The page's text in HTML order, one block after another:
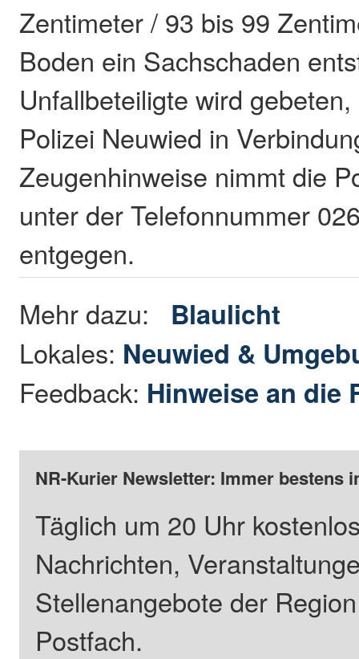
Zentimeter / 93 bis 99
Boden ein Sachschaden
Unfallbeteiligte wird
Polizei Neuwied in
Zeugenhinweise nimmt die
unter der Telefonnummer
entgegen.
Mehr dazu: Blaulicht
Lokales: Neuwied &
Feedback: Hinweise an die
NR-Kurier Newsletter: Immer bestens
Täglich um 20 Uhr
Nachrichten,
Stellenangebote der
Postfach.